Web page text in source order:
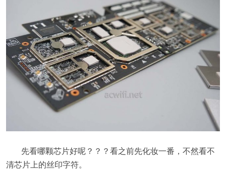
先看哪颗芯片好呢？？？看之前先化妆一番，不然看不
清芯片上的丝印字符。